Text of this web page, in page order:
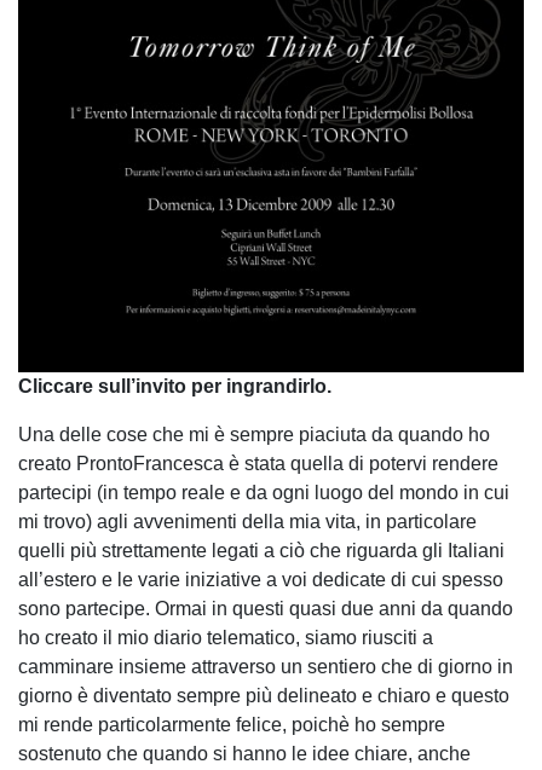
Cliccare sull’invito per ingrandirlo.
Una delle cose che mi è sempre piaciuta da quando ho
creato ProntoFrancesca è stata quella di potervi rendere
partecipi (in tempo reale e da ogni luogo del mondo in cui
mi trovo) agli avvenimenti della mia vita, in particolare
quelli più strettamente legati a ciò che riguarda gli Italiani
all’estero e le varie iniziative a voi dedicate di cui spesso
sono partecipe. Ormai in questi quasi due anni da quando
ho creato il mio diario telematico, siamo riusciti a
camminare insieme attraverso un sentiero che di giorno in
giorno è diventato sempre più delineato e chiaro e questo
mi rende particolarmente felice, poichè ho sempre
sostenuto che quando si hanno le idee chiare, anche